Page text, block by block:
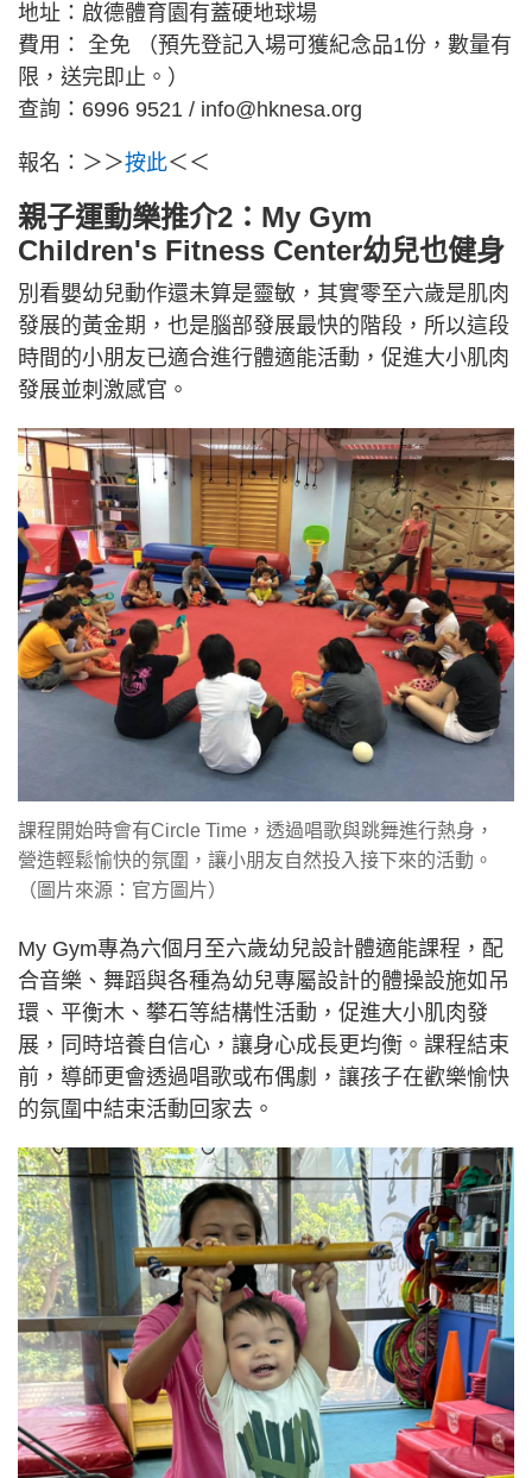
地址：啟德體育園有蓋硬地球場
費用： 全免 （預先登記入場可獲紀念品1份，數量有
限，送完即止。）
查詢：6996 9521 / info@hknesa.org
報名：＞＞按此＜＜
親子運動樂推介2：My Gym
Children's Fitness Center幼兒也健身
別看嬰幼兒動作還未算是靈敏，其實零至六歲是肌肉
發展的黃金期，也是腦部發展最快的階段，所以這段
時間的小朋友已適合進行體適能活動，促進大小肌肉
發展並刺激感官。
課程開始時會有Circle Time，透過唱歌與跳舞進行熱身，
營造輕鬆愉快的氛圍，讓小朋友自然投入接下來的活動。
（圖片來源：官方圖片）
My Gym專為六個月至六歲幼兒設計體適能課程，配
合音樂、舞蹈與各種為幼兒專屬設計的體操設施如吊
環、平衡木、攀石等結構性活動，促進大小肌肉發
展，同時培養自信心，讓身心成長更均衡。課程結束
前，導師更會透過唱歌或布偶劇，讓孩子在歡樂愉快
的氛圍中結束活動回家去。